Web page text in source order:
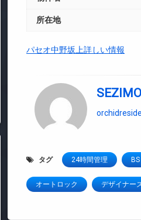
所在地
パセオ中野坂上詳しい情報
SEZIMO
タグ 24時間管理 BS
オートロック デザイナー